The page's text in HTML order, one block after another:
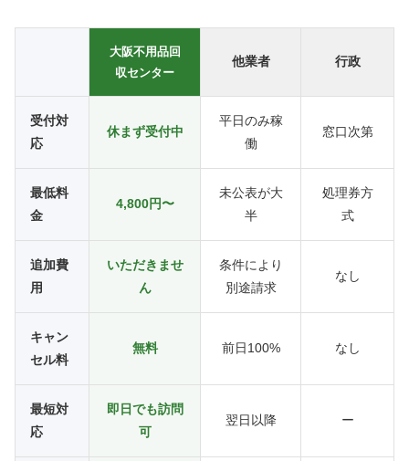
大阪不用品回
収センター
他業者 行政
受付対
応
休まず受付中
平日のみ稼
働
窓口次第
最低料
金
4,800円〜
未公表が大
半
処理券方
式
追加費
用
いただきませ
ん
条件により
別途請求
なし
キャン
セル料
無料 前日100% なし
最短対
応
即日でも訪問
可
翌日以降 ー